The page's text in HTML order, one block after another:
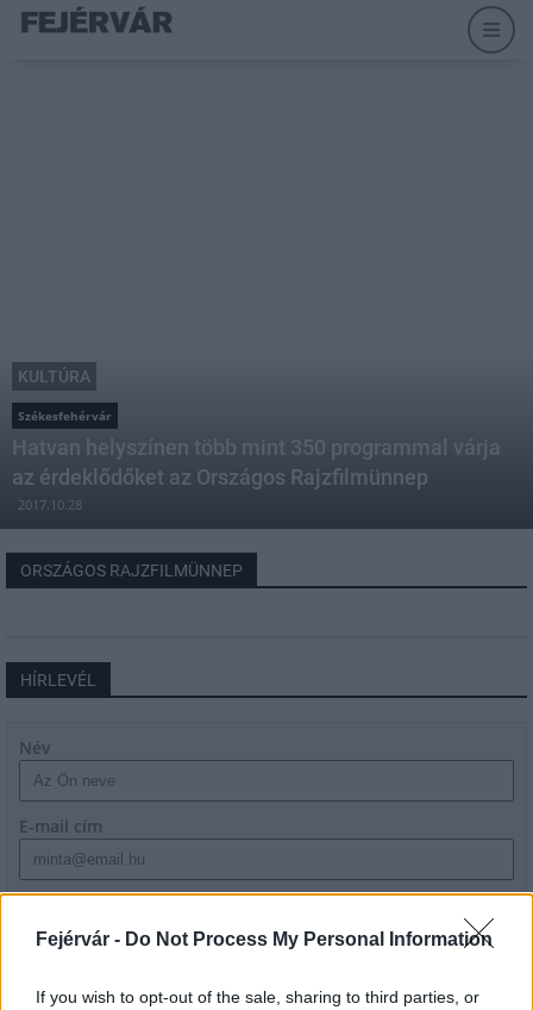
Fejérvár - Do Not Process My Personal Information
If you wish to opt-out of the sale, sharing to third parties, or
KULTÚRA
Székesfehérvár
Hatvan helyszínen több mint 350 programmal várja
az érdeklődőket az Országos Rajzfilmünnep
2017.10.28
ORSZÁGOS RAJZFILMÜNNEP
HÍRLEVÉL
Név
E-mail cím
szabályzatot!